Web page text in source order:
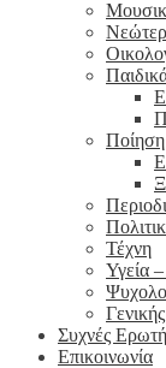
Ποίηση
Τέχνη
Υγεία
Συχνές
Επικοινωνία